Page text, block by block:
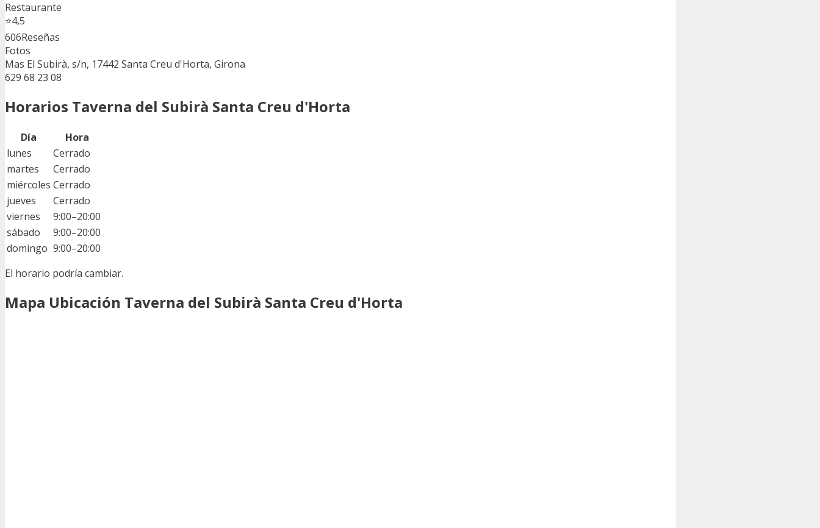
Restaurante
⭐4,5
606Reseñas
Fotos
Mas El Subirà, s/n, 17442 Santa Creu d'Horta, Girona
629 68 23 08
Horarios Taverna del Subirà Santa Creu d'Horta
Día
Hora
lunes
Cerrado
martes
Cerrado
miércoles Cerrado
jueves
Cerrado
viernes
9:00–20:00
sábado
9:00–20:00
domingo 9:00–20:00
El horario podría cambiar.
Mapa Ubicación Taverna del Subirà Santa Creu d'Horta